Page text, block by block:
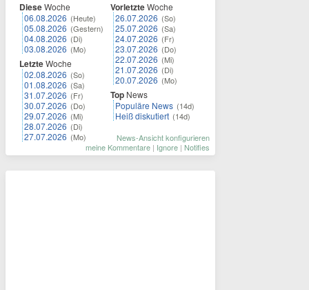
DieseWoche
06.08.2026 (Heute)
05.08.2026 (Gestern)
04.08.2026 (Di)
03.08.2026 (Mo)
LetzteWoche
02.08.2026 (So)
01.08.2026 (Sa)
31.07.2026 (Fr)
30.07.2026 (Do)
29.07.2026 (Mi)
28.07.2026 (Di)
27.07.2026 (Mo)
VorletzteWoche
26.07.2026 (So)
25.07.2026 (Sa)
24.07.2026 (Fr)
23.07.2026 (Do)
22.07.2026 (Mi)
21.07.2026 (Di)
20.07.2026 (Mo)
Top News
Populäre News (14d)
Heiß diskutiert (14d)
News-Ansicht konfigurieren
meine Kommentare | Ignore | Notifies